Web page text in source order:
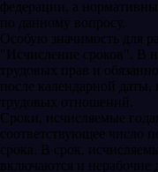
федерации, а
по данному вопросу.
Особую значимость для
"Исчисление сроков". В
трудовых прав и
после календарной
трудовых отношений.
Сроки, исчисляемые
соответствующее число
срока. В срок,
включаются и нерабочие